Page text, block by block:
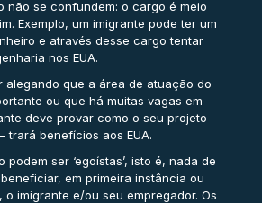
não se confundem: o cargo é meio
Exemplo, um imigrante pode ter um
e através desse cargo tentar
nos EUA.
alegando que a área de atuação do
ou que há muitas vagas em
deve provar como o seu projeto –
trará benefícios aos EUA.
podem ser ‘egoístas’, isto é, nada de
em primeira instância ou
o imigrante e/ou seu empregador. Os